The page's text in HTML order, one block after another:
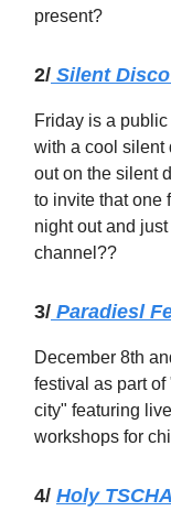
present?
2/ Silent
Friday is a
with a cool silent
out on the silent
to invite that one
night out and
channel??
3/ Paradiesl
December 8th
festival as part
city" featuring
workshops for
4/ Holy